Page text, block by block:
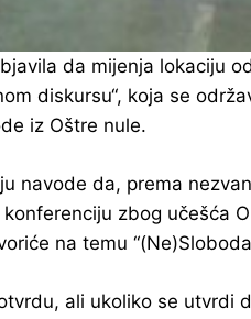
da mijenja lokaciju
diskursu“, koja se
iz Oštre nule.
navode da, prema
zbog učešća
na temu
ali ukoliko se